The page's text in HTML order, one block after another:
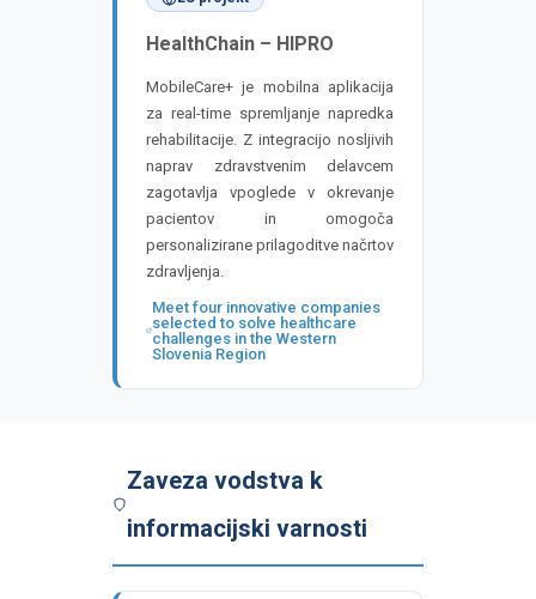
HealthChain – HIPRO
MobileCare+ je mobilna aplikacija
za real-time spremljanje napredka
rehabilitacije. Z integracijo nosljivih
naprav zdravstvenim delavcem
zagotavlja vpoglede v okrevanje
pacientov in omogoča
personalizirane prilagoditve načrtov
zdravljenja.
Meet four innovative companies
selected to solve healthcare
challenges in the Western
Slovenia Region
Zaveza vodstva k
informacijski varnosti